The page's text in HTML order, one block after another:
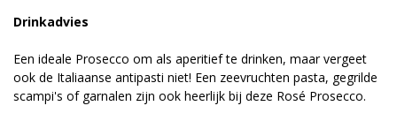
Drinkadvies
Een ideale Prosecco om als aperitief te drinken, maar vergeet
ook de Italiaanse antipasti niet! Een zeevruchten pasta, gegrilde
scampi's of garnalen zijn ook heerlijk bij deze Rosé Prosecco.